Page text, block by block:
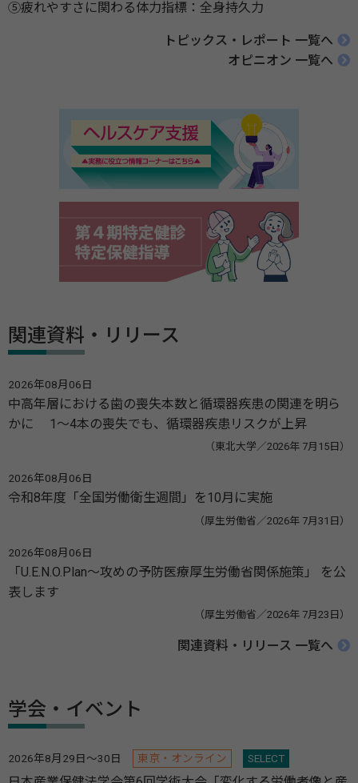
⑤疲れやすさに関わる体力指標：全身持久力
トピックス・レポート 一覧へ
オピニオン 一覧へ
関連資料・リリース
2026年08月06日
中高年層における歯の喪失本数と循環器疾患の関連を明ら
かに 1～4本の喪失でも、循環器疾患リスクが上昇
（東北大学／2026年 7月15日）
2026年08月06日
令和8年度「全国労働衛生週間」を10月に実施
（厚生労働省／2026年 7月31日）
2026年08月06日
「U.E.N.O.Plan～攻めの予防医療厚生労働省関係施策」 を公
表します
（厚生労働省／2026年 7月23日）
関連資料・リリース 一覧へ
学会・イベント
2026年8月29日～30日 東京・オンライン SELECT